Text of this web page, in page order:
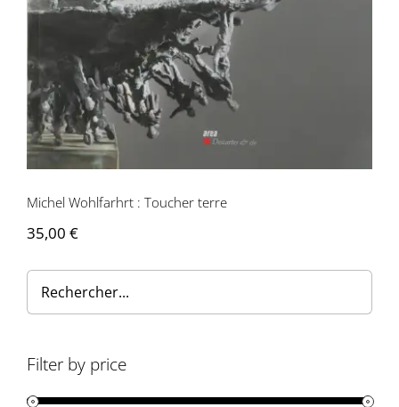
Michel Wohlfarhrt : Toucher terre
35,00 €
Filter by price